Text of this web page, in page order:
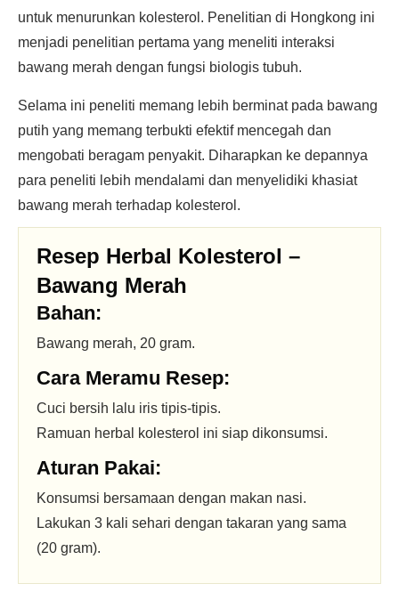
untuk menurunkan kolesterol. Penelitian di Hongkong ini
menjadi penelitian pertama yang meneliti interaksi
bawang merah dengan fungsi biologis tubuh.
Selama ini peneliti memang lebih berminat pada bawang
putih yang memang terbukti efektif mencegah dan
mengobati beragam penyakit. Diharapkan ke depannya
para peneliti lebih mendalami dan menyelidiki khasiat
bawang merah terhadap kolesterol.
Resep Herbal Kolesterol –
Bawang Merah
Bahan:
Bawang merah, 20 gram.
Cara Meramu Resep:
Cuci bersih lalu iris tipis-tipis.
Ramuan herbal kolesterol ini siap dikonsumsi.
Aturan Pakai:
Konsumsi bersamaan dengan makan nasi.
Lakukan 3 kali sehari dengan takaran yang sama
(20 gram).